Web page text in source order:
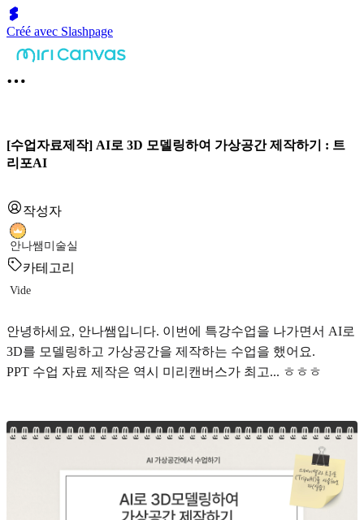
Créé avec Slashpage
[수업자료제작] AI로 3D 모델링하여 가상공간 제작하기 : 트
리포AI
작성자
안나쌤미술실
카테고리
Vide
안녕하세요, 안나쌤입니다. 이번에 특강수업을 나가면서 AI로
3D를 모델링하고 가상공간을 제작하는 수업을 했어요.
PPT 수업 자료 제작은 역시 미리캔버스가 최고... ㅎㅎㅎ